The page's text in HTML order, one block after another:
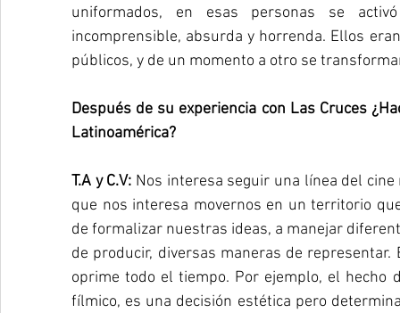
uniformados, en esas personas se
incomprensible, absurda y horrenda. Ellos
públicos, y de un momento a otro se
Después de su experiencia con Las Cruces
Latinoamérica?
T.A y C.V: Nos interesa seguir una línea del
que nos interesa movernos en un territorio
de formalizar nuestras ideas, a manejar
de producir, diversas maneras de
oprime todo el tiempo. Por ejemplo, el hecho
fílmico, es una decisión estética pero